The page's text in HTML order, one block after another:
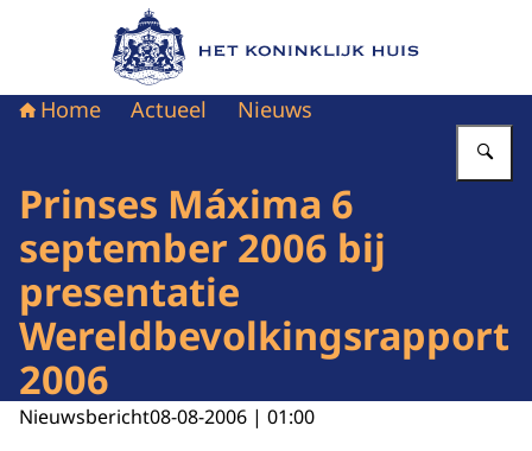
Naar de homepage van Het Koninklijk Huis
Home Actueel Nieuws
Prinses Máxima 6
september 2006 bij
presentatie
Wereldbevolkingsrapport
2006
Nieuwsbericht08-08-2006 | 01:00